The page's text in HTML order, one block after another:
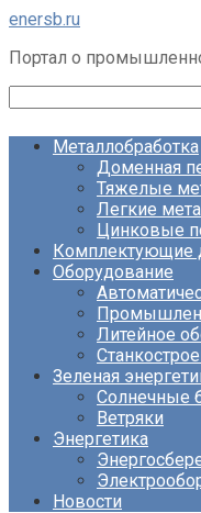
Перейти
контенту
enersb.ru
Портал о
Металлобработка
Доменная
Тяжелые
Легкие
Цинковые
Комплектующие
Оборудование
Литейное
Зеленая
Солнечные
Ветряки
Энергетика
Новости